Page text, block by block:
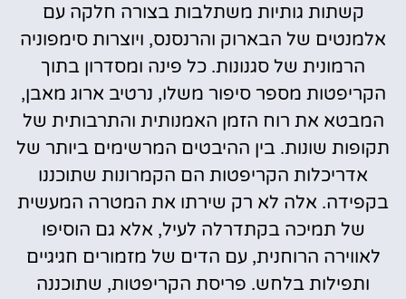
קשתות גותיות משתלבות בצורה חלקה עם
אלמנטים של הבארוק והרנסנס, ויוצרות סימפוניה
הרמונית של סגנונות. כל פינה ומסדרון בתוך
הקריפטות מספר סיפור משלו, נרטיב ארוג מאבן,
המבטא את רוח הזמן האמנותית והתרבותית של
תקופות שונות. בין ההיבטים המרשימים ביותר של
אדריכלות הקריפטות הם הקמרונות שתוכננו
בקפידה. אלה לא רק שירתו את המטרה המעשית
של תמיכה בקתדרלה לעיל, אלא גם הוסיפו
לאווירה הרוחנית, עם הדים של מזמורים חגיגיים
ותפילות בלחש. פריסת הקריפטות, שתוכננה